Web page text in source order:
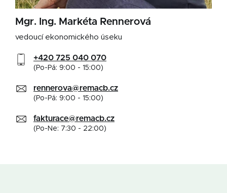
Mgr. Ing. Markéta Rennerová
vedoucí ekonomického úseku
+420 725 040 070
(Po-Pá: 9:00 - 15:00)
rennerova@remacb.cz
(Po-Pá: 9:00 - 15:00)
fakturace@remacb.cz
(Po-Ne: 7:30 - 22:00)